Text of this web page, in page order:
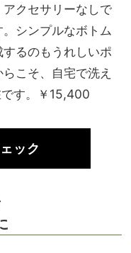
クセサリーなしで
シンプルなボトム
るのもうれしいポ
こそ、自宅で洗え
です。￥15,400
ック